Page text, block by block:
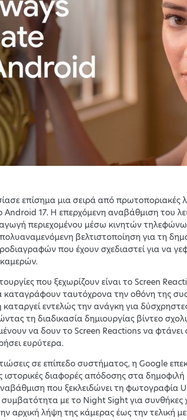
επίσημα μια σειρά από πρωτοποριακές
Android 17. Η επερχόμενη αναβάθμιση του
περιεχομένου μέσω κινητών
βελτιστοποίηση για τη
που έχουν σχεδιαστεί για να
που ξεχωρίζουν είναι το Screen
καταγράφουν ταυτόχρονα την οθόνη της
εντελώς την ανάγκη για
τη διαδικασία δημιουργίας βίντεο
να δουν το Screen Reactions να
ευρύτερα.
σε επίπεδο συστήματος, η Google
ιστορικές διαφορές απόδοσης στα
που ξεκλειδώνει τη φωτογραφία
συμβατότητα με το Night Sight για
αρχική λήψη της κάμερας έως την τελική